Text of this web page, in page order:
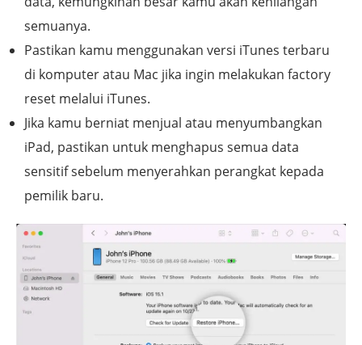
semuanya.
Pastikan kamu menggunakan versi iTunes terbaru
di komputer atau Mac jika ingin melakukan factory
reset melalui iTunes.
Jika kamu berniat menjual atau menyumbangkan
iPad, pastikan untuk menghapus semua data
sensitif sebelum menyerahkan perangkat kepada
pemilik baru.